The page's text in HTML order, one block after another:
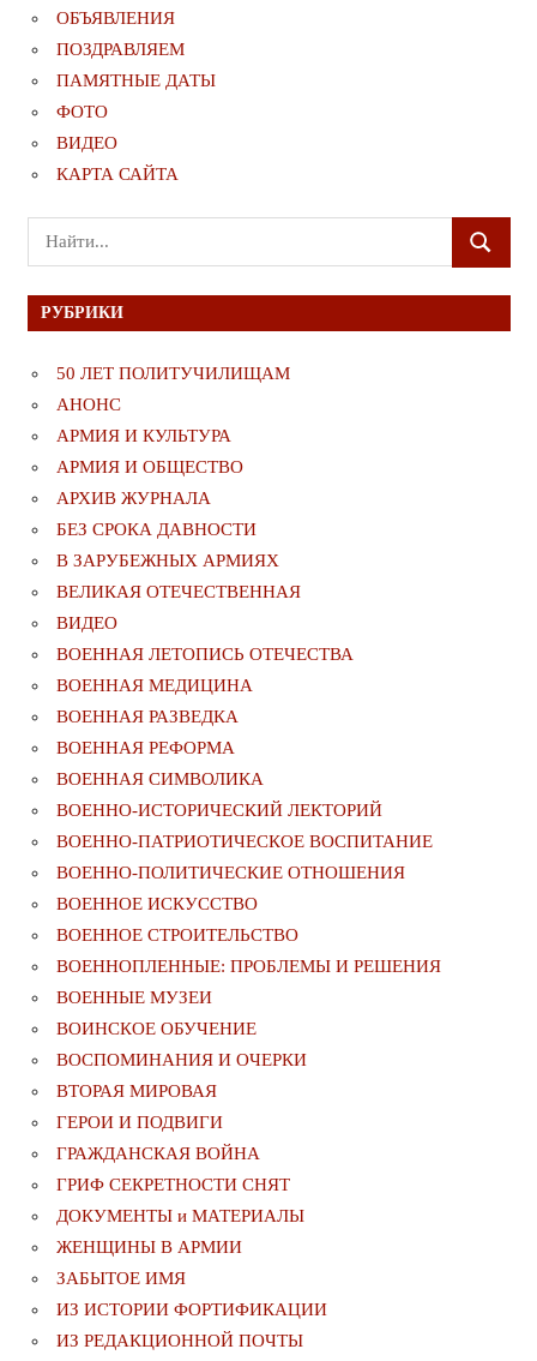
ОБЪЯВЛЕНИЯ
ПОЗДРАВЛЯЕМ
ПАМЯТНЫЕ ДАТЫ
ФОТО
ВИДЕО
КАРТА САЙТА
Поиск
для:
ПОИСК
РУБРИКИ
50 ЛЕТ ПОЛИТУЧИЛИЩАМ
АНОНС
АРМИЯ И КУЛЬТУРА
АРМИЯ И ОБЩЕСТВО
АРХИВ ЖУРНАЛА
БЕЗ СРОКА ДАВНОСТИ
В ЗАРУБЕЖНЫХ АРМИЯХ
ВЕЛИКАЯ ОТЕЧЕСТВЕННАЯ
ВИДЕО
ВОЕННАЯ ЛЕТОПИСЬ ОТЕЧЕСТВА
ВОЕННАЯ МЕДИЦИНА
ВОЕННАЯ РАЗВЕДКА
ВОЕННАЯ РЕФОРМА
ВОЕННАЯ СИМВОЛИКА
ВОЕННО-ИСТОРИЧЕСКИЙ ЛЕКТОРИЙ
ВОЕННО-ПАТРИОТИЧЕСКОЕ ВОСПИТАНИЕ
ВОЕННО-ПОЛИТИЧЕСКИE ОТНОШЕНИЯ
ВОЕННОЕ ИСКУССТВО
ВОЕННОЕ СТРОИТЕЛЬСТВО
ВОЕННОПЛЕННЫЕ: ПРОБЛЕМЫ И РЕШЕНИЯ
ВОЕННЫЕ МУЗЕИ
ВОИНСКОЕ ОБУЧЕНИЕ
ВОСПОМИНАНИЯ И ОЧЕРКИ
ВТОРАЯ МИРОВАЯ
ГЕРОИ И ПОДВИГИ
ГРАЖДАНСКАЯ ВОЙНА
ГРИФ СЕКРЕТНОСТИ СНЯТ
ДОКУМЕНТЫ и МАТЕРИАЛЫ
ЖЕНЩИНЫ В АРМИИ
ЗАБЫТОЕ ИМЯ
ИЗ ИСТОРИИ ФОРТИФИКАЦИИ
ИЗ РЕДАКЦИОННОЙ ПОЧТЫ